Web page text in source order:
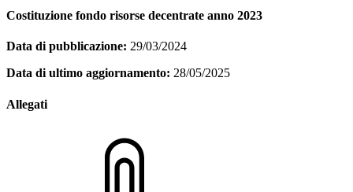
Costituzione fondo risorse decentrate anno 2023
Data di pubblicazione: 29/03/2024
Data di ultimo aggiornamento: 28/05/2025
Allegati